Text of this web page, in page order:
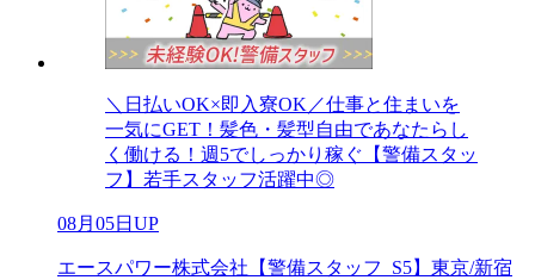
＼日払いOK×即入寮OK／仕事と住まいを
一気にGET！髪色・髪型自由であなたらし
く働ける！週5でしっかり稼ぐ【警備スタッ
フ】若手スタッフ活躍中◎
08月05日UP
エースパワー株式会社【警備スタッフ_S5】東京/新宿